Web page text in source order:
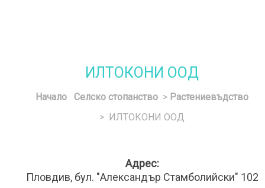
ИЛТОКОНИ ООД
Начало Селско стопанство > Растениевъдство
> ИЛТОКОНИ ООД
Адрес:
Пловдив, бул. "Александър Стамболийски" 102